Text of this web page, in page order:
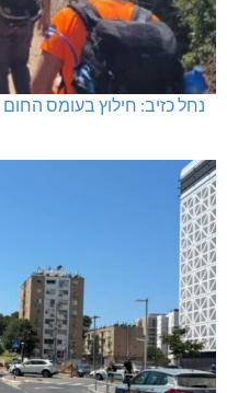
נחל כזיב: חילוץ בעומס